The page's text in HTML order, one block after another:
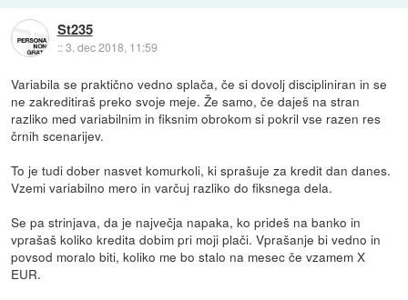
St235
::3. dec 2018, 11:59
Variabila se praktično vedno splača, če si dovolj discipliniran in se
ne zakreditiraš preko svoje meje. Že samo, če daješ na stran
razliko med variabilnim in fiksnim obrokom si pokril vse razen res
črnih scenarijev.
To je tudi dober nasvet komurkoli, ki sprašuje za kredit dan danes.
Vzemi variabilno mero in varčuj razliko do fiksnega dela.
Se pa strinjava, da je največja napaka, ko prideš na banko in
vprašaš koliko kredita dobim pri moji plači. Vprašanje bi vedno in
povsod moralo biti, koliko me bo stalo na mesec če vzamem X
EUR.